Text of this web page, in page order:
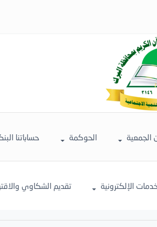
الجمعية الحوكمة حساباتنا
الإلكترونية تقديم الشكاوي